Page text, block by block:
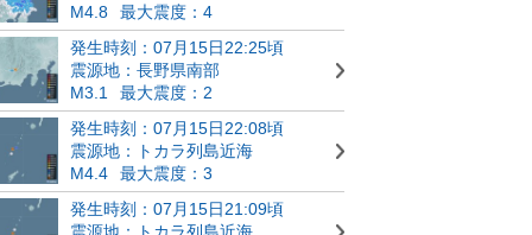
M4.8
最大震度：4
発生時刻：07月15日22:25頃
震源地：長野県南部
M3.1
最大震度：2
発生時刻：07月15日22:08頃
震源地：トカラ列島近海
M4.4
最大震度：3
発生時刻：07月15日21:09頃
震源地：トカラ列島近海